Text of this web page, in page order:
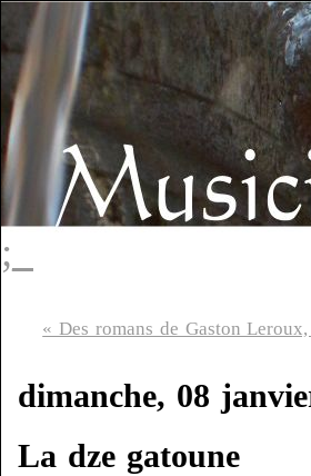
;_
« Des romans de Gaston
dimanche, 08
La dze gatoune